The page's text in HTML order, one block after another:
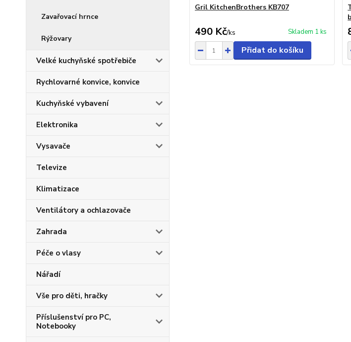
Zavařovací hrnce
Rýžovary
Velké kuchyňské spotřebiče
Rychlovarné konvice, konvice
Kuchyňské vybavení
Elektronika
Vysavače
Televize
Klimatizace
Ventilátory a ochlazovače
Zahrada
Péče o vlasy
Nářadí
Vše pro děti, hračky
Příslušenství pro PC,
Notebooky
Gril KitchenBrothers KB707
490 Kč/ks Skladem 1 ks
Přidat do košíku